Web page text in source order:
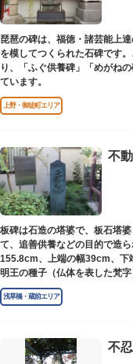
琵琶の碑は、福徳・諸芸能上
を模してつくられた石碑です
り、「ふぐ供養碑」「めがね
ています。
上野・御徒町エリア
不
板碑は石造の塔婆で、板石塔
て、追善供養などの目的で造
155.8cm、上端の幅39cm、下
明王の種子（仏体を表した梵
現存の板碑を代表するもののひ
浅草橋・蔵前エリア
不